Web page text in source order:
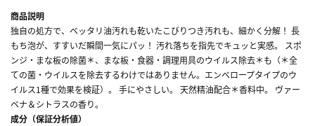
商品説明
独自の処方で、ベッタリ油汚れも乾いたこびりつき汚れも、細かく分解！ 長
もち泡が、すすいだ瞬間一気にパッ！ 汚れ落ちを指先でキュッと実感。 スポ
ンジ・まな板の除菌＊、まな板・食器・調理用具のウイルス除去＊も（＊全
ての菌・ウイルスを除去するわけではありません。エンベロープタイプのウ
イルス1種で効果を検証）。 手にやさしい。 天然精油配合＊香料中。 ヴァー
ベナ＆シトラスの香り。
成分（保証分析値）